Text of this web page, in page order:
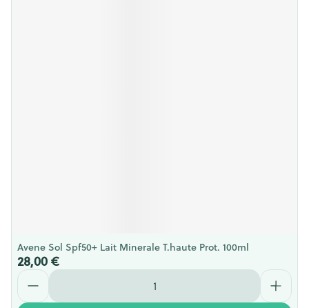
Avene Sol Spf50+ Lait Minerale T.haute Prot. 100ml
28,00 €
Quantité